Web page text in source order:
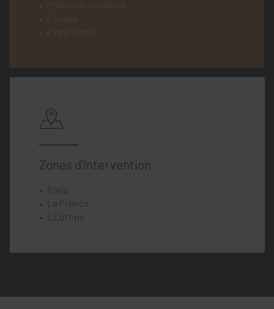
Zones d'intervention
Paris
La France
L'Europe